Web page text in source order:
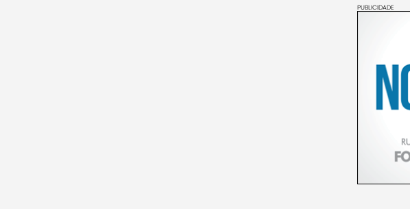
PUBLICIDADE